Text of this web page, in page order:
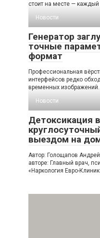
стоит на месте —
Новости
Генератор
точные
формат
Профессиональная
интерфейсов редко
временных
Новости
Детоксикация
выездом на
Автор: Голощапов
авторе: Главный врач,
«Наркология Евро-